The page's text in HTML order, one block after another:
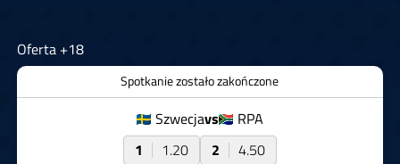
Oferta +18
Spotkanie zostało zakończone
Szwecjavs
RPA
1
1.20 2 4.50